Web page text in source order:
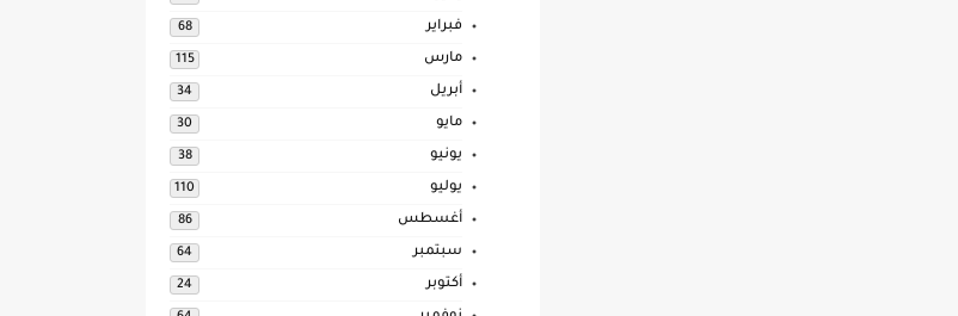
فبراير 68
مارس 115
أبريل 34
مايو 30
يونيو 38
يوليو 110
أغسطس 86
سبتمبر 64
أكتوبر 24